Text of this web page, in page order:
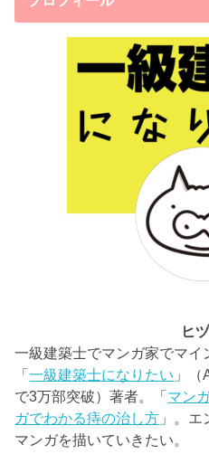
ヒ
一級建築士でマンガ家でマ
「一級建築士になりたい 」
で3万部突破）著者。「マン
ガでわかる痔の治し方 」。
マンガを描いていきたい。